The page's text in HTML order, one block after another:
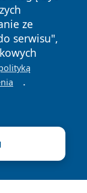
ze
serwisu",
.
Polityka
Cookies